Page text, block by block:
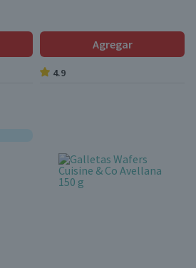
Agregar
4.9